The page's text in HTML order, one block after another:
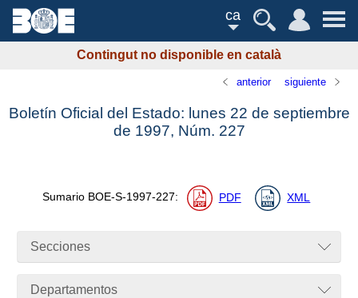
ca
Contingut no disponible en català
anterior siguiente
Boletín Oficial del Estado: lunes 22 de septiembre
de 1997, Núm. 227
Sumario BOE-S-1997-227: PDF XML
Secciones
Departamentos